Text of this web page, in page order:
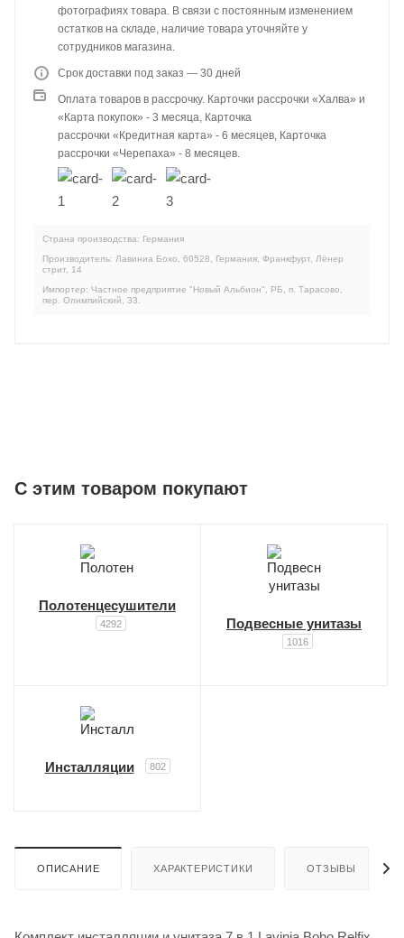
фотографиях товара. В связи с постоянным изменением
остатков на складе, наличие товара уточняйте у
сотрудников магазина.
Срок доставки под заказ — 30 дней
Оплата товаров в рассрочку. Карточки рассрочки «Халва» и
«Карта покупок» - 3 месяца, Карточка
рассрочки «Кредитная карта» - 6 месяцев, Карточка
рассрочки «Черепаха» - 8 месяцев.
Страна производства: Германия
Производитель: Лавиниа Бохо, 60528, Германия, Франкфурт, Лёнер
стрит, 14
Импортер: Частное предприятие "Новый Альбион", РБ, п. Тарасово,
пер. Олимпийский, 33.
C этим товаром покупают
Полотенцесушители
4292 Подвесные унитазы
1016
Инсталляции 802
ОПИСАНИЕ ХАРАКТЕРИСТИКИ ОТЗЫВЫ